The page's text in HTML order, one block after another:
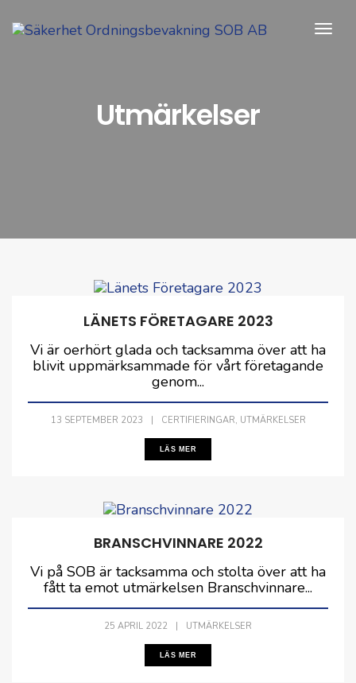
Utmärkelser
LÄNETS FÖRETAGARE 2023
Vi är oerhört glada och tacksamma över att ha
blivit uppmärksammade för vårt företagande
genom...
13 SEPTEMBER 2023 CERTIFIERINGAR, UTMÄRKELSER
LÄS MER
BRANSCHVINNARE 2022
Vi på SOB är tacksamma och stolta över att ha
fått ta emot utmärkelsen Branschvinnare...
25 APRIL 2022 UTMÄRKELSER
LÄS MER